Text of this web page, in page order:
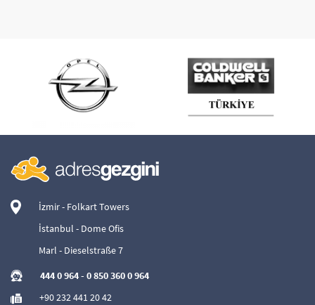
İzmir - Folkart Towers
İstanbul - Dome Ofis
Marl - Dieselstraße 7
444 0 964- 0 850 360 0 964
+90 232 441 20 42